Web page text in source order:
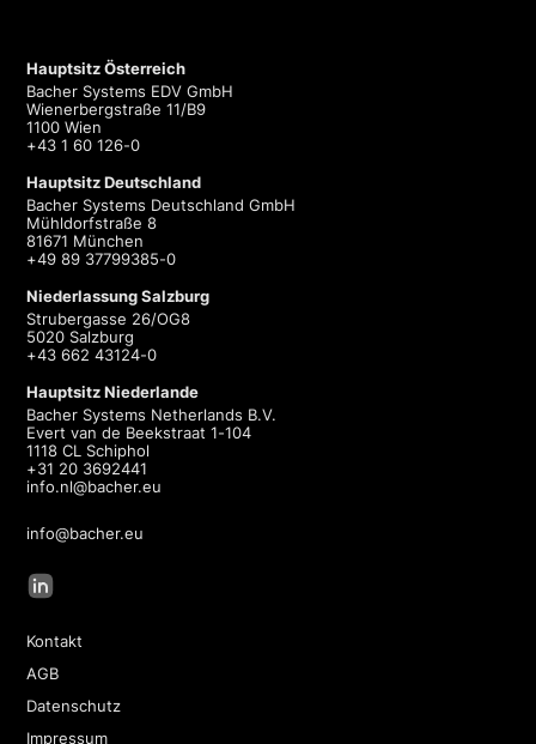
Hauptsitz Österreich
Bacher Systems EDV GmbH
Wienerbergstraße 11/B9
1100 Wien
+43 1 60 126-0
Hauptsitz Deutschland
Bacher Systems Deutschland GmbH
Mühldorfstraße 8
81671 München
+49 89 37799385-0
Niederlassung Salzburg
Strubergasse 26/OG8
5020 Salzburg
+43 662 43124-0
Hauptsitz Niederlande
Bacher Systems Netherlands B.V.
Evert van de Beekstraat 1-104
1118 CL Schiphol
+31 20 3692441
info.nl@bacher.eu
info@bacher.eu
Kontakt
AGB
Datenschutz
Impressum